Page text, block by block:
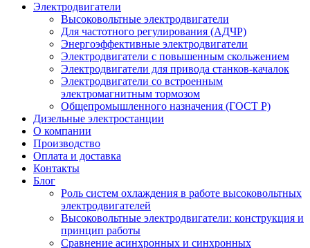
Электродвигатели
Высоковольтные электродвигатели
Для частотного регулирования (АДЧР)
Энергоэффективные электродвигатели
Электродвигатели с повышенным скольжением
Электродвигатели для привода станков-качалок
Электродвигатели со встроенным
электромагнитным тормозом
Общепромышленного назначения (ГОСТ Р)
Дизельные электростанции
О компании
Производство
Оплата и доставка
Контакты
Блог
Роль систем охлаждения в работе высоковольтных
электродвигателей
Высоковольтные электродвигатели: конструкция и
принцип работы
Сравнение асинхронных и синхронных